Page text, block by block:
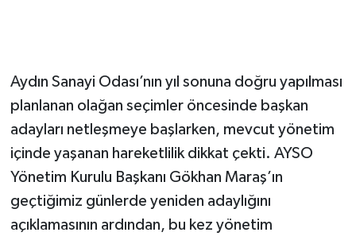
Aydın Sanayi Odası’nın yıl sonuna doğru yapılması
planlanan olağan seçimler öncesinde başkan
adayları netleşmeye başlarken, mevcut yönetim
içinde yaşanan hareketlilik dikkat çekti. AYSO
Yönetim Kurulu Başkanı Gökhan Maraş’ın
geçtiğimiz günlerde yeniden adaylığını
açıklamasının ardından, bu kez yönetim